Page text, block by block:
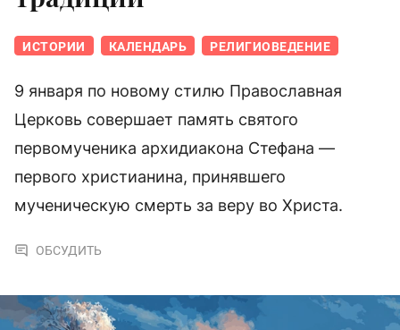
ИСТОРИИ КАЛЕНДАРЬ РЕЛИГИОВЕДЕНИЕ
9 января по новому стилю Православная
Церковь совершает память святого
первомученика архидиакона Стефана —
первого христианина, принявшего
мученическую смерть за веру во Христа.
ОБСУДИТЬ